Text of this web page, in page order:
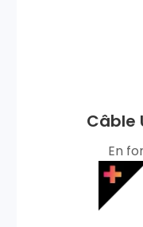
Câble
En